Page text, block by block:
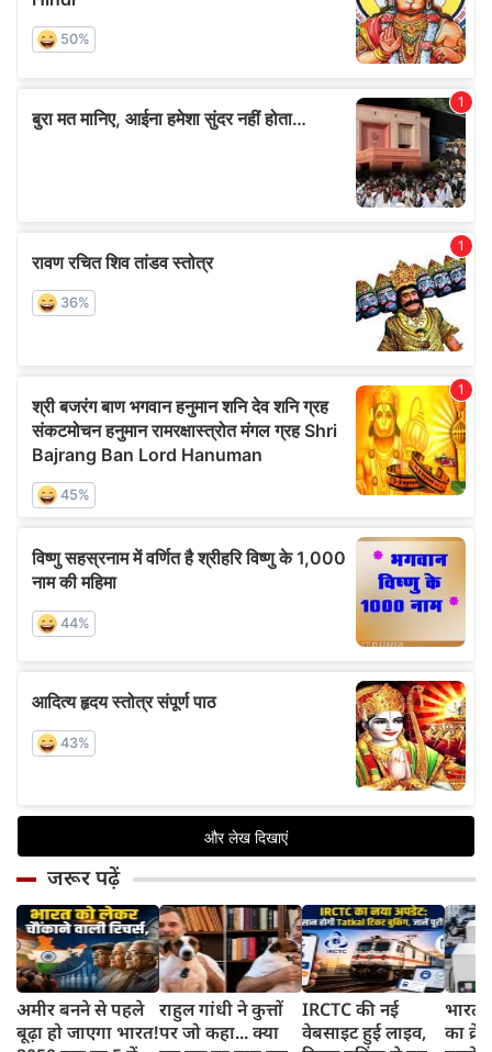
जरूर पढ़ें
अमीर बनने से पहले
बूढ़ा हो जाएगा भारत!
राहुल गांधी ने कुत्तों
पर जो कहा... क्या
IRCTC की नई
वेबसाइट हुई लाइव,
भारत
का